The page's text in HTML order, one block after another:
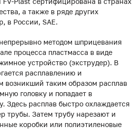
а также в ряде других
в России, SAE.
методом шприцевания
процесса пластмасса в виде
устройство (экструдер). В
расплавлению и
возникший таким образом расплав
головку и попадает в
Здесь расплав быстро охлаждается
трубы. Затем трубу нарезают и
коробки или полиэтиленовые